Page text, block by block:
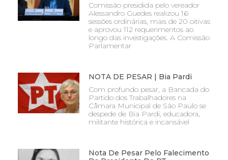
Comissão presidida pelo vereador
Alessandro Guedes realizou 16
sessões ordinárias, mais de 20 oitivas
e aprovou 112 requerimentos ao
longo das investigações. A Comissão
Parlamentar
NOTA DE PESAR | Bia Pardi
Com profundo pesar, a Bancada do
Partido dos Trabalhadores na
Câmara Municipal de São Paulo se
despede de Bia Pardi, educadora,
militante histórica e incansável
Nota De Pesar Pelo Falecimento